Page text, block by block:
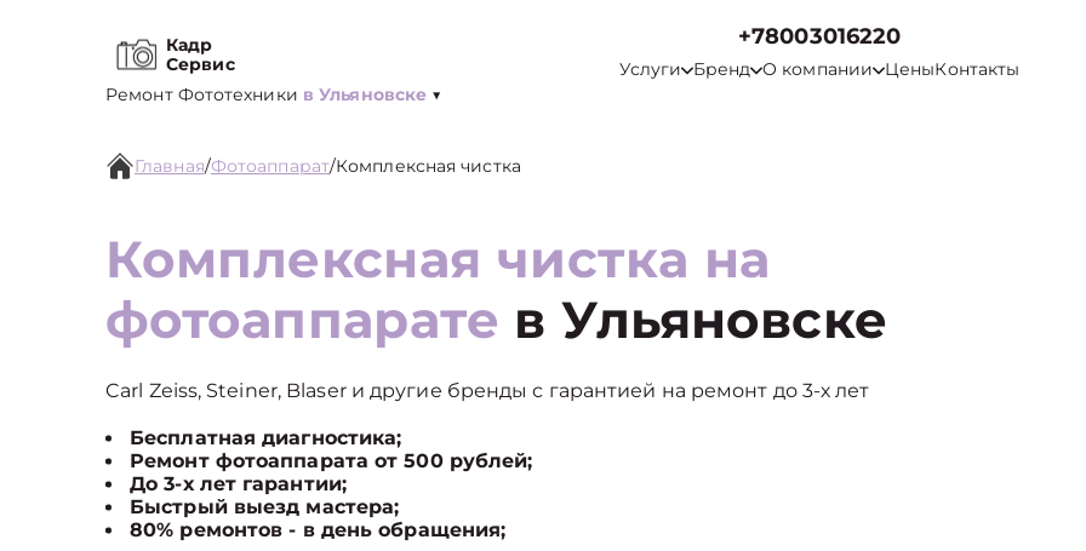
Кадр
Сервис
Ремонт Фототехники в Ульяновске ▼
+78003016220
Услуги Бренд О компании ЦеныКонтакты
Главная/Фотоаппарат/Комплексная чистка
Комплексная чистка на
фотоаппарате в Ульяновске
Carl Zeiss, Steiner, Blaser и другие бренды с гарантией на ремонт до 3-х лет
Бесплатная диагностика;
Ремонт фотоаппарата от 500 рублей;
До 3-х лет гарантии;
Быстрый выезд мастера;
80% ремонтов - в день обращения;